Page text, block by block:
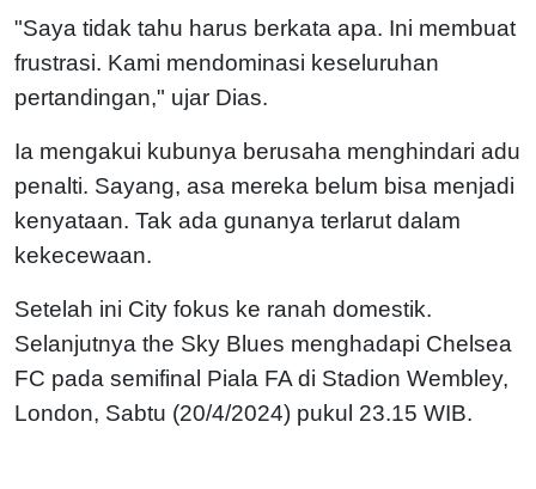
"Saya tidak tahu harus berkata apa. Ini membuat
frustrasi. Kami mendominasi keseluruhan
pertandingan," ujar Dias.
Ia mengakui kubunya berusaha menghindari adu
penalti. Sayang, asa mereka belum bisa menjadi
kenyataan. Tak ada gunanya terlarut dalam
kekecewaan.
Setelah ini City fokus ke ranah domestik.
Selanjutnya the Sky Blues menghadapi Chelsea
FC pada semifinal Piala FA di Stadion Wembley,
London, Sabtu (20/4/2024) pukul 23.15 WIB.